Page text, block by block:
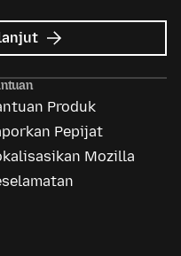
tentang
Iklan
Produk
Pepijat
Mozilla